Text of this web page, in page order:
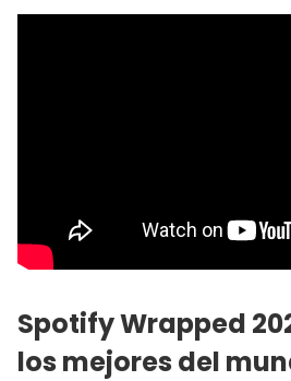
Spotify Wrapped
los mejores del